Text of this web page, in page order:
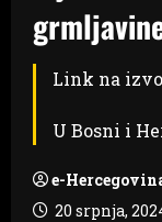
Link na
U Bosni i
e-
20 srpnja,